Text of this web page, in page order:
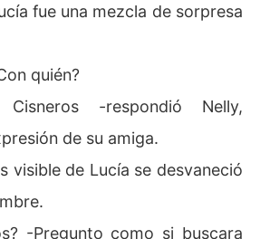
fue una mezcla de sorpresa
quién?
-respondió Nelly,
de su amiga.
visible de Lucía se desvaneció
-Pregunto como si buscara